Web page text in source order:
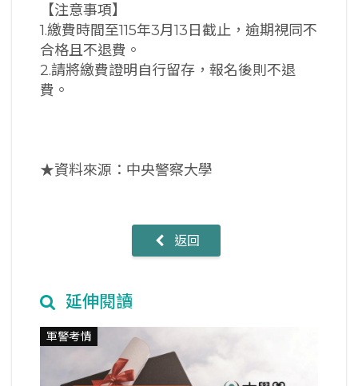
【注意事項】
1.繳費時間至115年3月13日截止，逾期視同不
合格且不退費。
2.請將繳費證明自行留存，報名後則不退
費。
★資料來源：中央警察大學
返回
延伸閱讀
軍警考情